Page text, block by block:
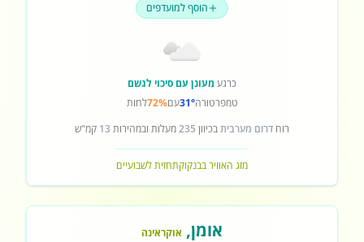
הוסף למועדפים
כרגעמעונן עם סיכוי לגשם
טמפרטורה31°עם72%לחות
רוח דרום מערביתבכיוון 235מעלות ובמהירות 13 קמ"ש
מזג האוויר בבנקוקתחזית לשבועיים
אומן, אוקראינה